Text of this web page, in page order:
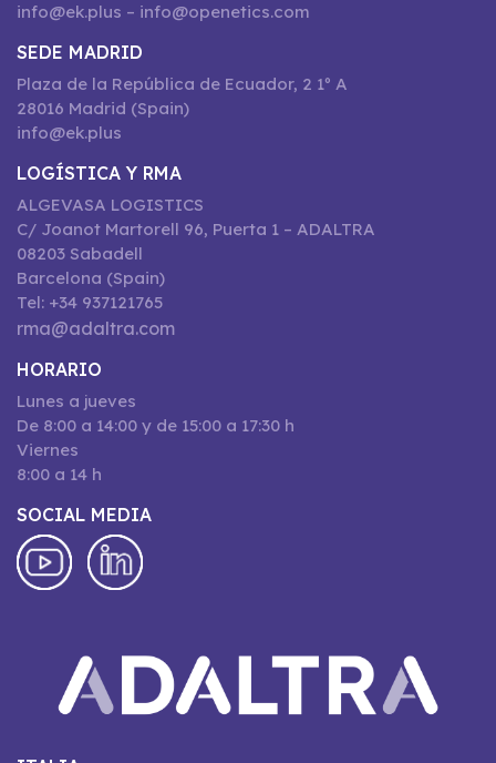
info@ek.plus – info@openetics.com
SEDE MADRID
Plaza de la República de Ecuador, 2 1º A
28016 Madrid (Spain)
info@ek.plus
LOGÍSTICA Y RMA
ALGEVASA LOGISTICS
C/ Joanot Martorell 96, Puerta 1 – ADALTRA
08203 Sabadell
Barcelona (Spain)
Tel: +34 937121765
rma@adaltra.com
HORARIO
Lunes a jueves
De 8:00 a 14:00 y de 15:00 a 17:30 h
Viernes
8:00 a 14 h
SOCIAL MEDIA